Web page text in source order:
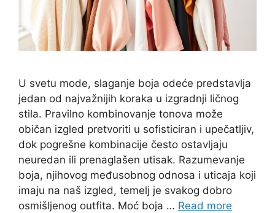
U svetu mode, slaganje boja odeće predstavlja
jedan od najvažnijih koraka u izgradnji ličnog
stila. Pravilno kombinovanje tonova može
običan izgled pretvoriti u sofisticiran i upečatljiv,
dok pogrešne kombinacije često ostavljaju
neuredan ili prenaglašen utisak. Razumevanje
boja, njihovog međusobnog odnosa i uticaja koji
imaju na naš izgled, temelj je svakog dobro
osmišljenog outfita. Moć boja … Read more